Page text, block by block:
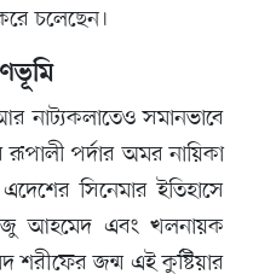
চলেছেন।
নাট্যকলাতেও সমানভাবে
রূপালী পর্দার অমর নায়িকা
সিনেমার ইতিহাসে
আহমেদ এবং খলনায়ক
শরীফের জন্ম এই কুষ্টিয়ার